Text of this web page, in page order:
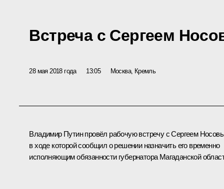
Встреча с Сергеем
28 мая 2018 года 13:05 Москва, Кремль
Владимир Путин провёл рабочую встречу с Сергеем
в ходе которой сообщил о решении назначить его временно
исполняющим обязанности губернатора Магаданской